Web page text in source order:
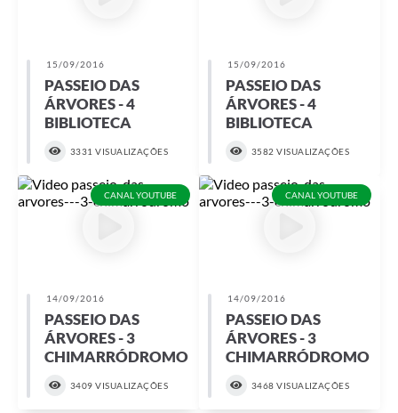
15/09/2016
PASSEIO DAS
ÁRVORES - 4
BIBLIOTECA
3331 VISUALIZAÇÕES
15/09/2016
PASSEIO DAS
ÁRVORES - 4
BIBLIOTECA
3582 VISUALIZAÇÕES
CANAL YOUTUBE
14/09/2016
PASSEIO DAS
ÁRVORES - 3
CHIMARRÓDROMO
3409 VISUALIZAÇÕES
CANAL YOUTUBE
14/09/2016
PASSEIO DAS
ÁRVORES - 3
CHIMARRÓDROMO
3468 VISUALIZAÇÕES